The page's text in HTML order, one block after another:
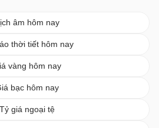
âm hôm nay
thời tiết hôm nay
vàng hôm nay
bạc hôm nay
Tỷ giá ngoại tệ